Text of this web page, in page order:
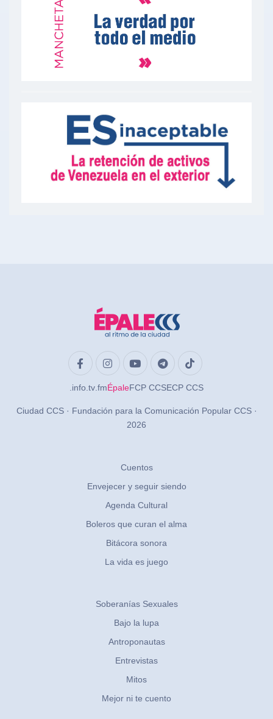
.info .tv .fmÉpaleFCP CCSECP CCS
Ciudad CCS · Fundación para la Comunicación Popular CCS ·
2026
Cuentos
Envejecer y seguir siendo
Agenda Cultural
Boleros que curan el alma
Bitácora sonora
La vida es juego
Soberanías Sexuales
Bajo la lupa
Antroponautas
Entrevistas
Mitos
Mejor ni te cuento